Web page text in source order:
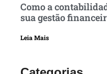
Como a
sua gestão
Leia Mais